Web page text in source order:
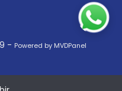
- Powered by MVDPanel